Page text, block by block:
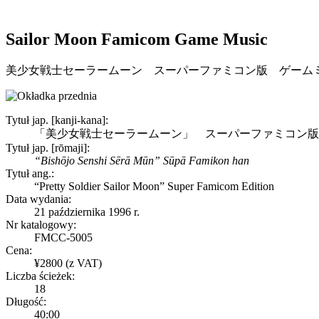
Sailor Moon Famicom Game Music
美少女戦士セーラームーン スーパーファミコン版 ゲーム
Tytuł jap. [kanji-kana]:
「美少女戦士セーラームーン」 スーパーファミコン版
Tytuł jap. [rōmaji]:
“Bishōjo Senshi Sērā Mūn” Sūpā Famikon han
Tytuł ang.:
“Pretty Soldier Sailor Moon” Super Famicom Edition
Data wydania:
21 października 1996 r.
Nr katalogowy:
FMCC-5005
Cena:
¥2800 (z VAT)
Liczba ścieżek:
18
Długość:
40:00